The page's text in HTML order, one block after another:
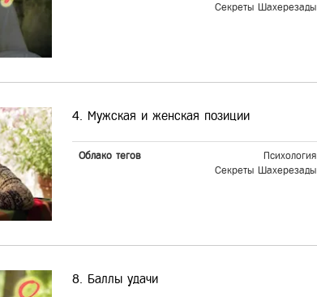
Секреты Шахерезады
4. Мужская и женская позиции
Облако тегов
Психология
Секреты Шахерезады
8. Баллы удачи